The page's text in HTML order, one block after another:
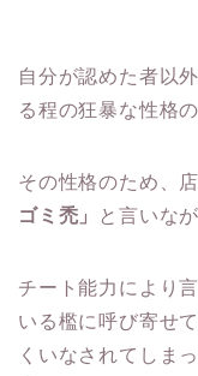
自分が認めた者以
る程の狂暴な性格
その性格のため、
ゴミ禿」
と言いな
チート能力により
いる檻に呼び寄せ
くいなされてしま